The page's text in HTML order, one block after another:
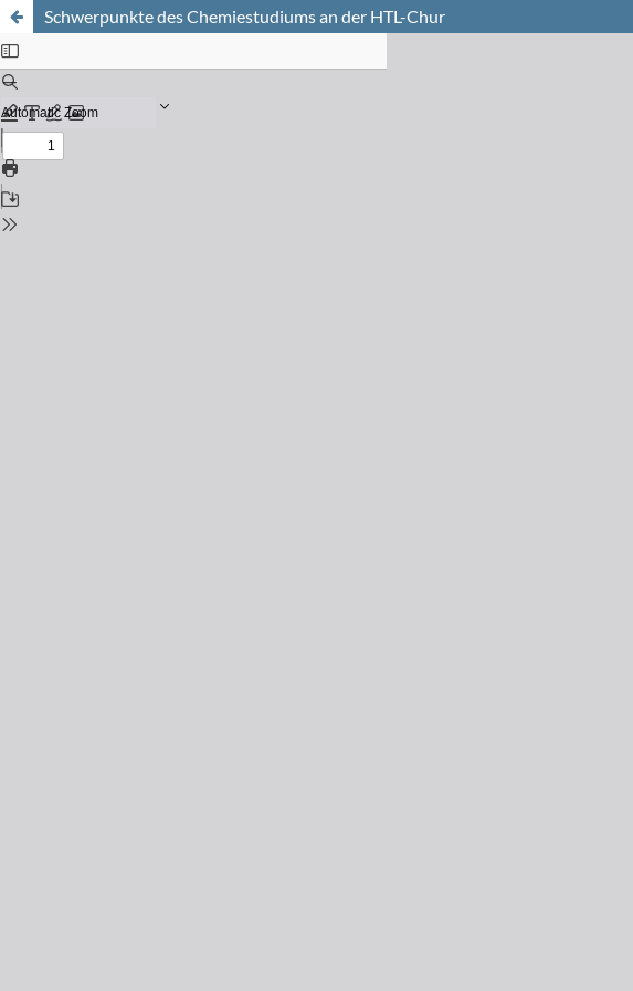
Schwerpunkte des Chemiestudiums an der HTL-Chur